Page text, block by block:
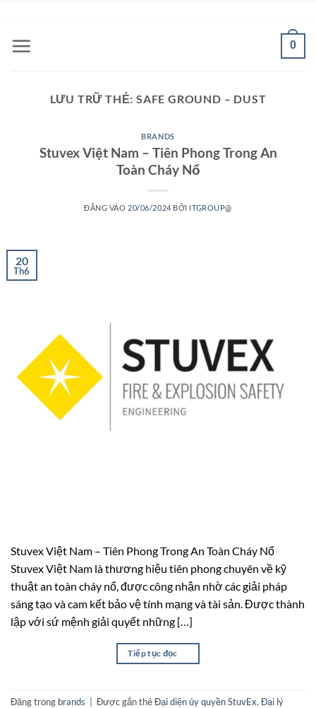
nội
0
LƯU TRỮ THẺ: SAFE GROUND – DUST
BRANDS
Stuvex Việt Nam – Tiên Phong Trong An
Toàn Cháy Nổ
ĐĂNG VÀO 20/06/2024 BỞI ITGROUP@
20
Th6
Stuvex Việt Nam – Tiên Phong Trong An Toàn Cháy Nổ
Stuvex Việt Nam là thương hiệu tiên phong chuyên về kỹ
thuật an toàn cháy nổ, được công nhận nhờ các giải pháp
sáng tạo và cam kết bảo vệ tính mạng và tài sản. Được thành
lập với sứ mệnh giải quyết những […]
Tiếp tục đọc
Đăng trong brands Được gắn thẻĐại diện ủy quyền StuvEx, Đại lý